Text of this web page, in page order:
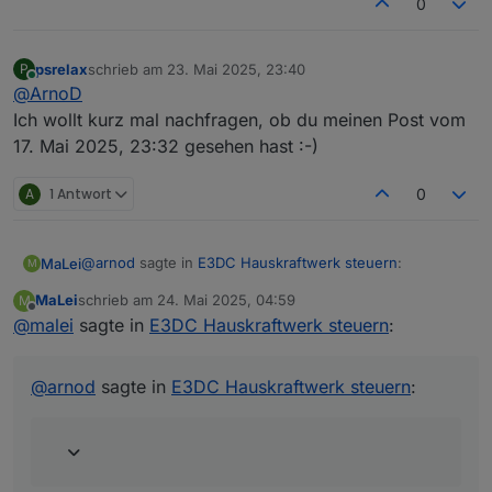
0
P
Online
psrelaxschrieb am 23. Mai 2025, 23:40
zuletzt editiert von
@ArnoD
Ich wollt kurz mal nachfragen, ob du meinen Post vom
17. Mai 2025, 23:32 gesehen hast :-)
A 1 Antwort 0
M MaLei@arnod sagte in E3DC Hauskraftwerk steuern:
@malei
JSON Chart klickst sollte dort die Objekt ID
aktualisiert. Habe jetzt das Skript neu gestartet. Ich
beobachte ...
M
Offline
MaLeischrieb am 24. Mai 2025, 04:59
zuletzt editiert von
@malei sagte in E3DC Hauskraftwerk steuern:
@arnod sagte in E3DC Hauskraftwerk steuern: